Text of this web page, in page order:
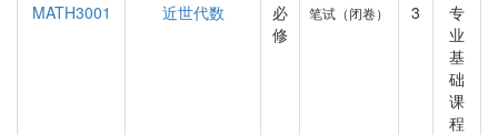
MATH3001
近世代数
必
修
笔试（闭卷） 3
专
业
基
础
课
程